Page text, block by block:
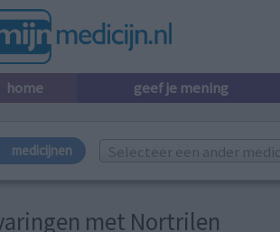
home geef je mening
medicijnen Selecteer een ander
met Nortrilen